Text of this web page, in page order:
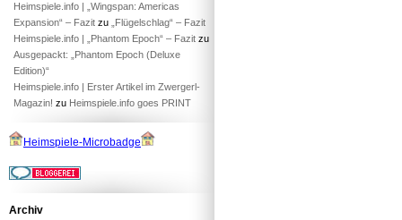
Heimspiele.info | „Wingspan: Americas
Expansion“ – Fazit zu
„Flügelschlag“ – Fazit
Heimspiele.info | „Phantom Epoch“ – Fazit zu
Ausgepackt: „Phantom Epoch (Deluxe
Edition)“
Heimspiele.info | Erster Artikel im Zwergerl-
Magazin! zu Heimspiele.info goes PRINT
Heimspiele-Microbadge
Archiv